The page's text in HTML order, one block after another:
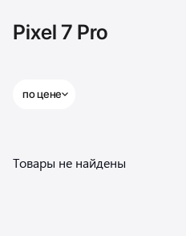
Pixel 7 Pro
по цене
Товары не найдены